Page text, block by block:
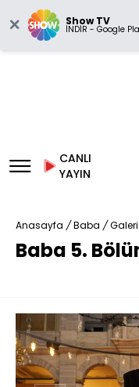
Show TV
İNDİR - Google
CANLI
YAYIN
Anasayfa / Baba / Galeri
Baba 5.